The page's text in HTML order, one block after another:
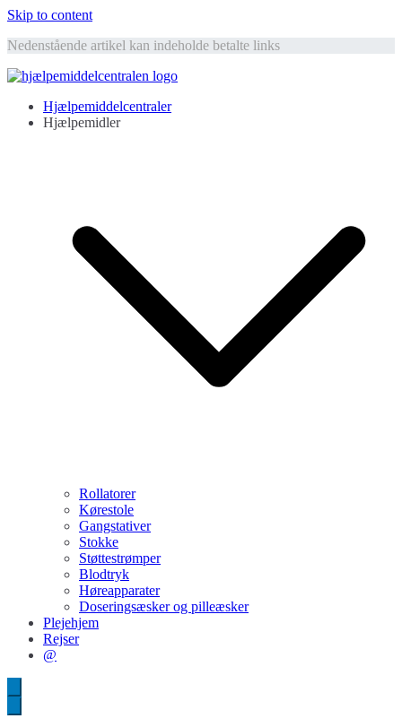
Skip to content
Nedenstående artikel kan indeholde betalte links
Hjælpemiddelcentralen
Hjælpemidler til ældre
Hjælpemiddelcentraler
Hjælpemidler
Rollatorer
Kørestole
Gangstativer
Stokke
Støttestrømper
Blodtryk
Høreapparater
Doseringsæsker og pilleæsker
Plejehjem
Rejser
@